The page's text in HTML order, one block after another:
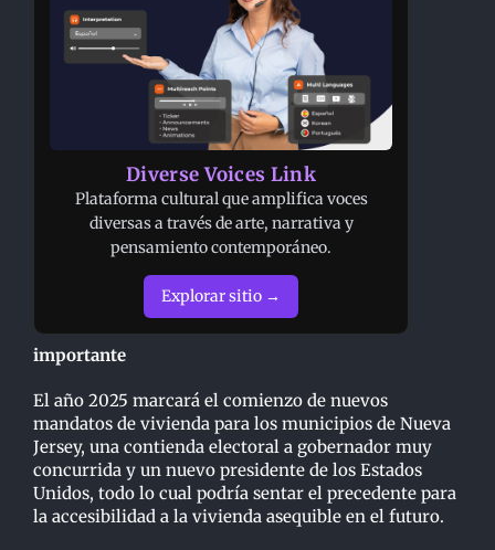
Diverse Voices Link
Plataforma cultural que amplifica voces
diversas a través de arte, narrativa y
pensamiento contemporáneo.
Explorar sitio →
importante
El año 2025 marcará el comienzo de nuevos
mandatos de vivienda para los municipios de Nueva
Jersey, una contienda electoral a gobernador muy
concurrida y un nuevo presidente de los Estados
Unidos, todo lo cual podría sentar el precedente para
la accesibilidad a la vivienda asequible en el futuro.